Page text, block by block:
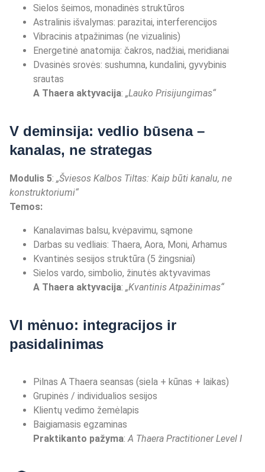
Sielos šeimos, monadinės struktūros
Astralinis išvalymas: parazitai, interferencijos
Vibracinis atpažinimas (ne vizualinis)
Energetinė anatomija: čakros, nadžiai, meridianai
Dvasinės srovės: sushumna, kundalini, gyvybinis
srautas
A Thaera aktyvacija: „Lauko Prisijungimas“
V deminsija: vedlio būsena –
kanalas, ne strategas
Modulis 5: „Šviesos Kalbos Tiltas: Kaip būti kanalu, ne
konstruktoriumi“
Temos:
Kanalavimas balsu, kvėpavimu, sąmone
Darbas su vedliais: Thaera, Aora, Moni, Arhamus
Kvantinės sesijos struktūra (5 žingsniai)
Sielos vardo, simbolio, žinutės aktyvavimas
A Thaera aktyvacija: „Kvantinis Atpažinimas“
VI mėnuo: integracijos ir
pasidalinimas
Pilnas A Thaera seansas (siela + kūnas + laikas)
Grupinės / individualios sesijos
Klientų vedimo žemėlapis
Baigiamasis egzaminas
Praktikanto pažyma:A Thaera Practitioner Level I